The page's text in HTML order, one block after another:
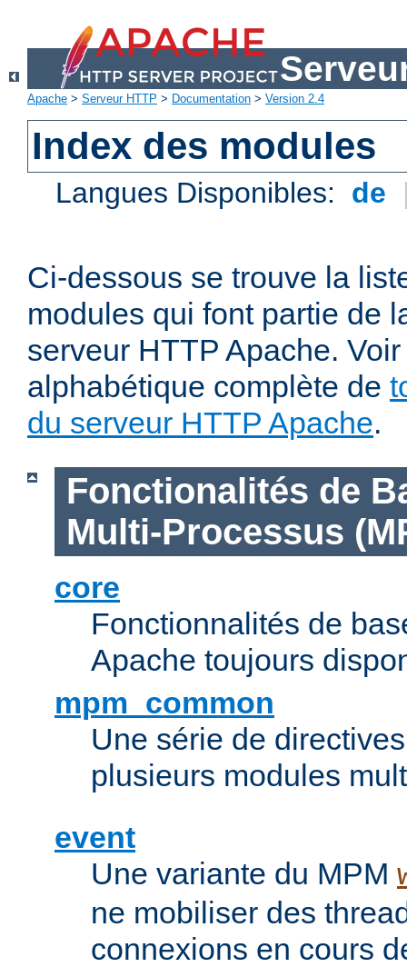
Apache > Serveur HTTP > Documentation > Version 2.4
Index des modules
Langues Disponibles: de
Ci-dessous se trouve la
modules qui font partie de
serveur HTTP Apache.
alphabétique complète de
du serveur HTTP Apache.
Fonctionalités de
Multi-Processus
core
Fonctionnalités de
Apache toujours
mpm_common
Une série de
plusieurs modules
event
Une variante du MPM
ne mobiliser des
connexions en cours